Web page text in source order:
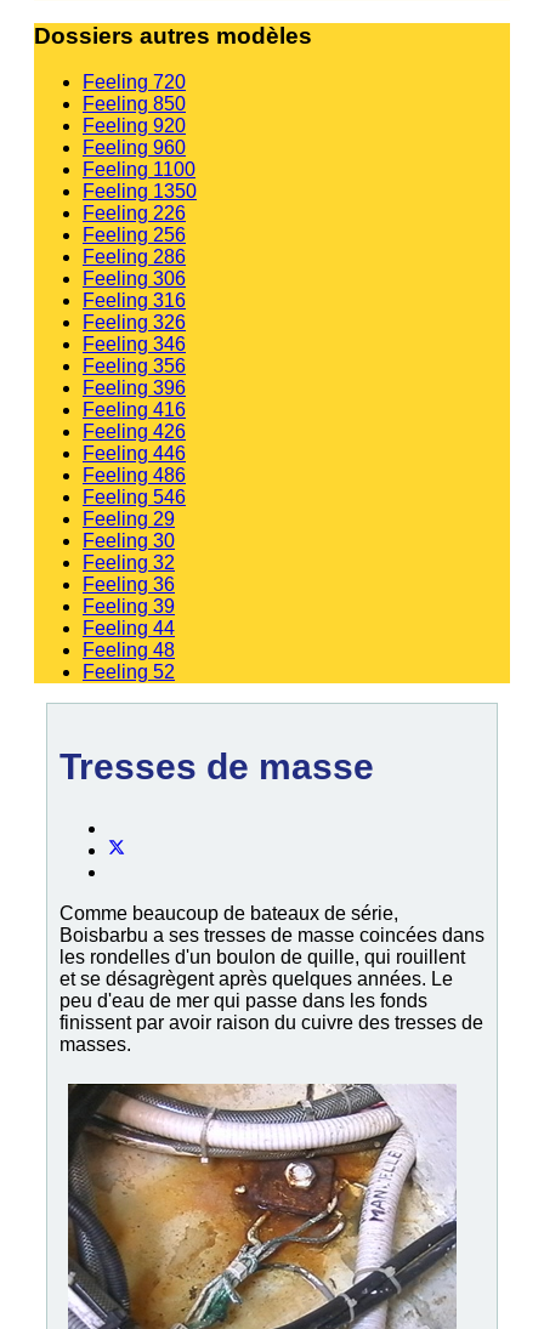
Dossiers autres modèles
Feeling 720
Feeling 850
Feeling 920
Feeling 960
Feeling 1100
Feeling 1350
Feeling 226
Feeling 256
Feeling 286
Feeling 306
Feeling 316
Feeling 326
Feeling 346
Feeling 356
Feeling 396
Feeling 416
Feeling 426
Feeling 446
Feeling 486
Feeling 546
Feeling 29
Feeling 30
Feeling 32
Feeling 36
Feeling 39
Feeling 44
Feeling 48
Feeling 52
Tresses de masse
Comme beaucoup de bateaux de série,
Boisbarbu a ses tresses de masse coincées dans
les rondelles d'un boulon de quille, qui rouillent
et se désagrègent après quelques années. Le
peu d'eau de mer qui passe dans les fonds
finissent par avoir raison du cuivre des tresses de
masses.